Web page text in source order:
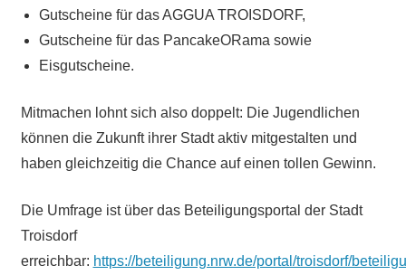
Gutscheine für das AGGUA TROISDORF,
Gutscheine für das PancakeORama sowie
Eisgutscheine.
Mitmachen lohnt sich also doppelt: Die Jugendlichen
können die Zukunft ihrer Stadt aktiv mitgestalten und
haben gleichzeitig die Chance auf einen tollen Gewinn.
Die Umfrage ist über das Beteiligungsportal der Stadt
Troisdorf
erreichbar: https://beteiligung.nrw.de/portal/troisdorf/